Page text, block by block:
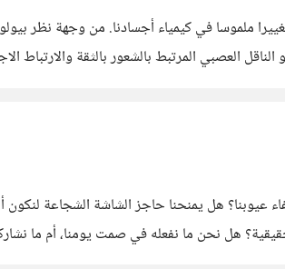
ملموسا في كيمياء أجسادنا. من وجهة نظر
العصبي المرتبط بالشعور بالثقة والارتباط
هل تعكس شخصيتنا الرقمية حقيقتنا المجردة، أم أنها مجرد نسخة منقحة نصممها